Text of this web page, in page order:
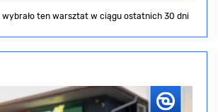
ten warsztat w ciągu ostatnich 30 dni